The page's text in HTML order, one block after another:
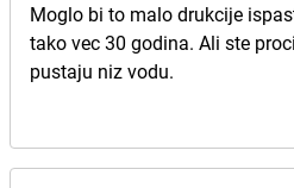
Moglo bi to malo drukcije
tako vec 30 godina. Ali ste
pustaju niz vodu.